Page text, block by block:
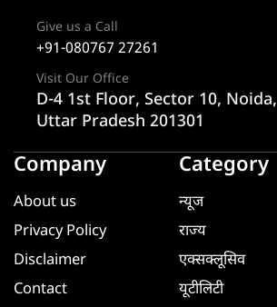
Give us a Call
+91-080767 27261
Visit Our Office
D-4 1st Floor, Sector 10, Noida,
Uttar Pradesh 201301
Company
About us
Privacy Policy
Disclaimer
Contact
Category
न्यूज
राज्य
एक्सक्लूसिव
यूटीलिटी